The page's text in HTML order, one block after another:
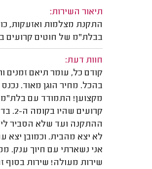
תיאור השירות:
התקנת מצלמות ואזעקות,
בבלת"מ של חוטים קרועים
חוות דעת:
קודם כל, עומר תיאם זמנים
בהכל. מחיר הוגן מאוד.
מקצוען! התמודד עם
קרועים
ההתקנה ועד שלא הסביר לי
לא יצא מהבית. וכמובן יצא
אני נשארתי עם חיוך ענק.
שירות מעולה! שירות בסוף